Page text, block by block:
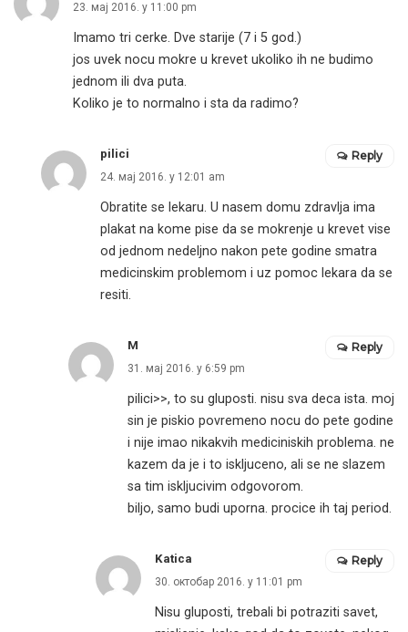
23. мај 2016. у 11:00 pm
Imamo tri cerke. Dve starije (7 i 5 god.)
jos uvek nocu mokre u krevet ukoliko ih ne budimo
jednom ili dva puta.
Koliko je to normalno i sta da radimo?
pilici
24. мај 2016. у 12:01 am
Obratite se lekaru. U nasem domu zdravlja ima
plakat na kome pise da se mokrenje u krevet vise
od jednom nedeljno nakon pete godine smatra
medicinskim problemom i uz pomoc lekara da se
resiti.
Reply
M
31. мај 2016. у 6:59 pm
pilici>>, to su gluposti. nisu sva deca ista. moj
sin je piskio povremeno nocu do pete godine
i nije imao nikakvih mediciniskih problema. ne
kazem da je i to iskljuceno, ali se ne slazem
sa tim iskljucivim odgovorom.
biljo, samo budi uporna. procice ih taj period.
Reply
Katica
30. октобар 2016. у 11:01 pm
Nisu gluposti, trebali bi potraziti savet,
Reply